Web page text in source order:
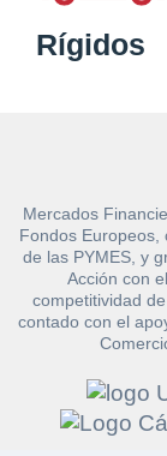
Rígidos
Mercados
Fondos Europeos,
de las PYMES, y
Acción con
competitividad
contado con el